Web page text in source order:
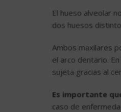
El hueso alveolar
dos huesos
Ambos maxilares
el arco dentario.
sujeta gracias al
Es importante
caso de